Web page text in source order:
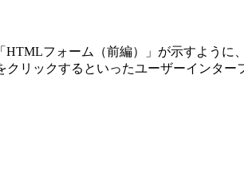
HTMLフォーム（前編）」が示すよう
リックするといったユーザーインター